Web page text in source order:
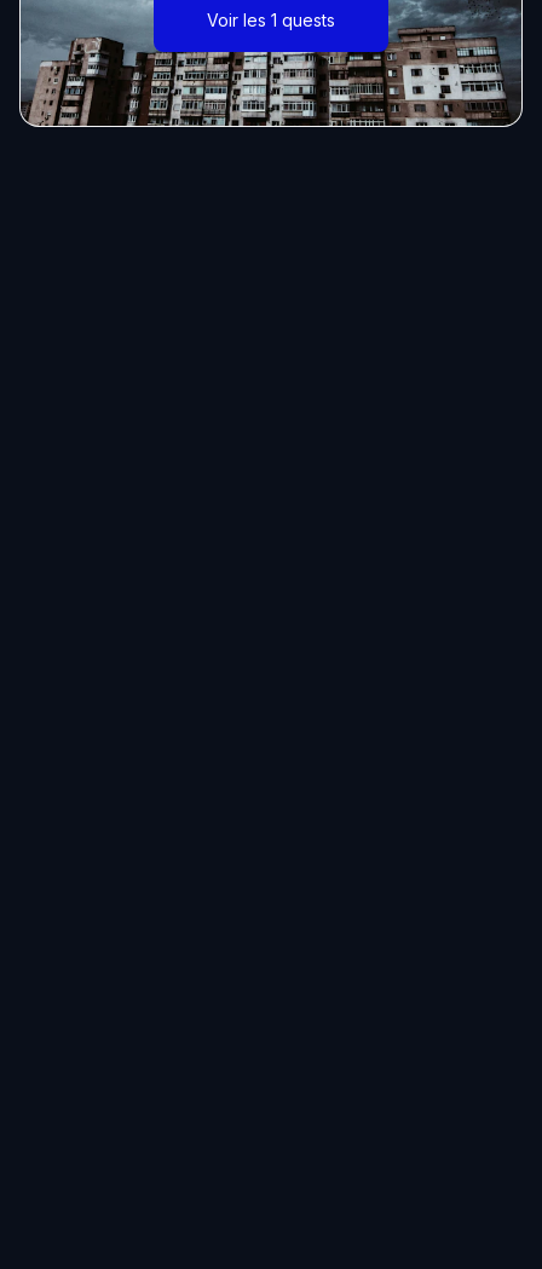
Voir les 1 quests